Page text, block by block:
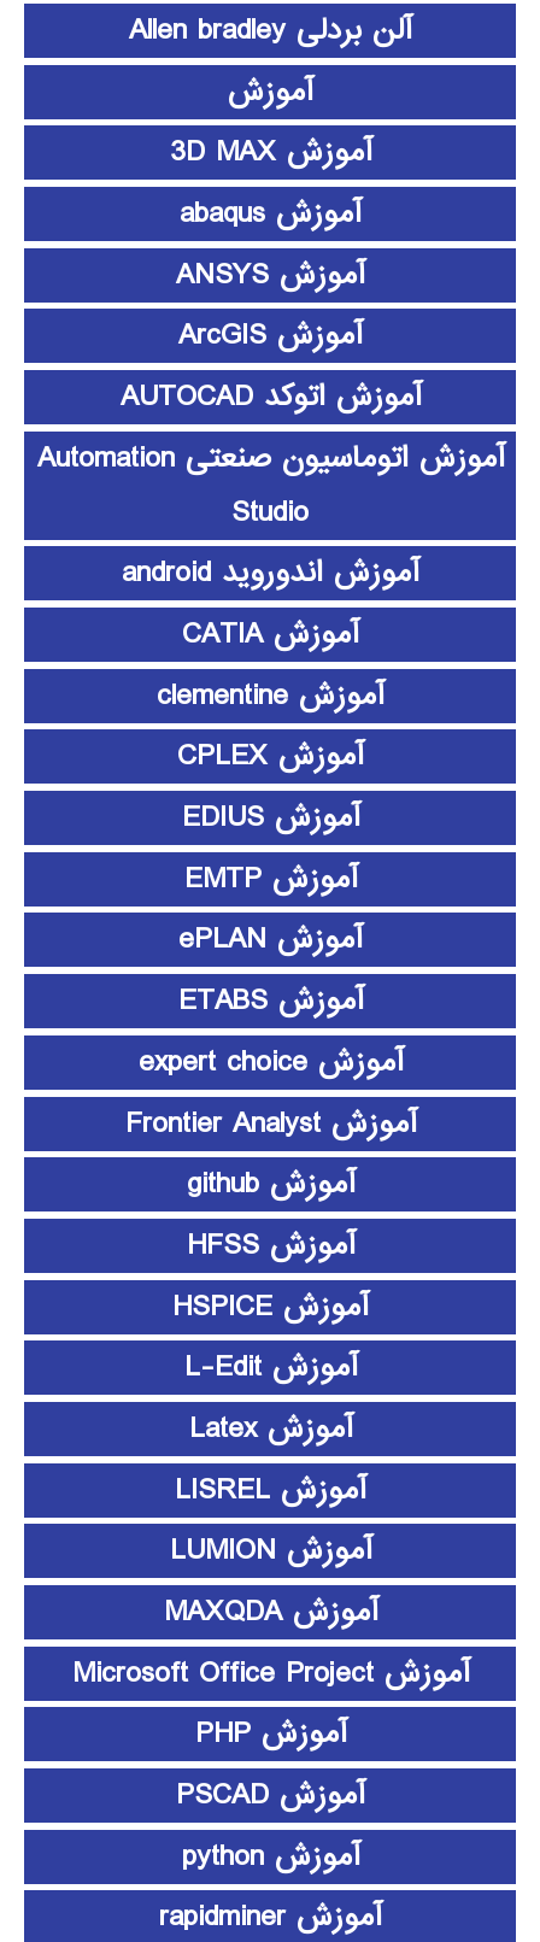
آلن بردلی Allen bradley
آموزش
آموزش 3D MAX
آموزش abaqus
آموزش ANSYS
آموزش ArcGIS
آموزش اتوکد AUTOCAD
آموزش اتوماسیون صنعتی Automation
Studio
آموزش اندوروید android
آموزش CATIA
آموزش clementine
آموزش CPLEX
آموزش EDIUS
آموزش EMTP
آموزش ePLAN
آموزش ETABS
آموزش expert choice
آموزش Frontier Analyst
آموزش github
آموزش HFSS
آموزش HSPICE
آموزش L-Edit
آموزش Latex
آموزش LISREL
آموزش LUMION
آموزش MAXQDA
آموزش Microsoft Office Project
آموزش PHP
آموزش PSCAD
آموزش python
آموزش rapidminer